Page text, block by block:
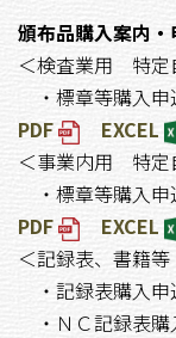
頒布品購入案内・
＜検査業用 特定
・標章等購入
PDF
EXCEL
＜事業内用 特
・標章等購入
PDF
EXCEL
＜記録表、書籍
・記録表購入
・ＮＣ記録